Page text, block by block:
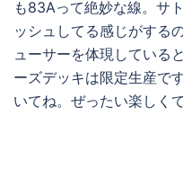
も83Aって絶妙な線。サ
ッシュしてる感じがする
ューサーを体現している
ーズデッキは限定生産で
いてね。ぜったい楽しく